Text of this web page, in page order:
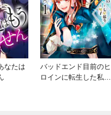
なたは
バッドエンド目前のヒ
ロインに転生した私、